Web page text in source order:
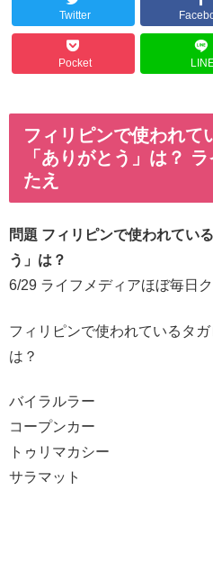
Twitter
Pocket
フィリピンで使われて
「ありがとう」は？
たえ
問題 フィリピンで使われてい
う」は？
6/29 ライフメディアほぼ毎日
フィリピンで使われているタガ
は？
バイラルラー
コープンカー
トゥリマカシー
サラマット